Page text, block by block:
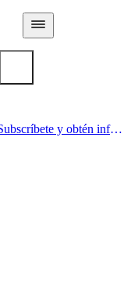
Acá comienza un estilo de vida saludable. Subscríbete y obtén información de primera mano